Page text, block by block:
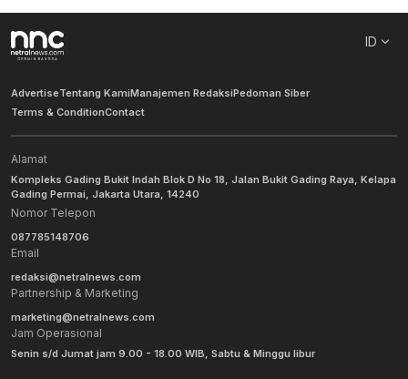
ID
AdvertiseTentang KamiManajemen RedaksiPedoman Siber
Terms & ConditionContact
Alamat
Kompleks Gading Bukit Indah Blok D No 18, Jalan Bukit Gading Raya, Kelapa
Gading Permai, Jakarta Utara, 14240
Nomor Telepon
087785148706
Email
redaksi@netralnews.com
Partnership & Marketing
marketing@netralnews.com
Jam Operasional
Senin s/d Jumat jam 9.00 - 18.00 WIB, Sabtu & Minggu libur